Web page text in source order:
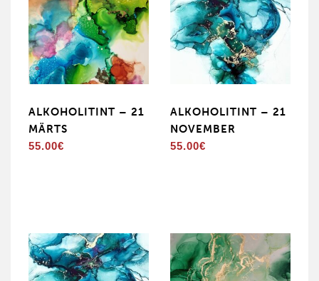
ALKOHOLITINT – 21
MÄRTS
55.00€
ALKOHOLITINT – 21
NOVEMBER
55.00€